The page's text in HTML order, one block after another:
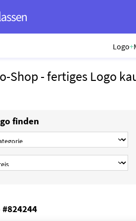
Logo+
Shop - fertiges Logo
finden
#824244